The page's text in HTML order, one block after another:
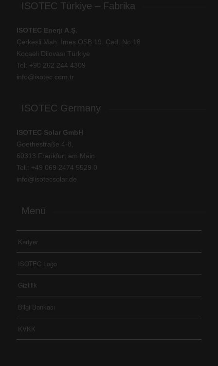
ISOTEC Türkiye – Fabrika
ISOTEC Enerji A.Ş.
Çerkeşli Mah. İmes OSB 19. Cad. No:18
Kocaeli Dilovası Türkiye
Tel: +90 262 244 4309
info@isotec.com.tr
ISOTEC Germany
ISOTEC Solar GmbH
Goethestraße 4-8,
60313 Frankfurt am Main
Tel.: +49 069 2474 5529 0
info@isotecsolar.de
Menü
Kariyer
ISOTEC Logo
Gizlilik
Bilgi Bankası
KVKK